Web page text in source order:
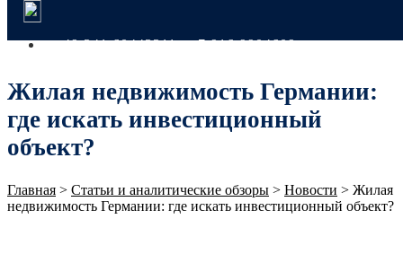
+49 341 60443311 +7 916 9904609
Жилая недвижимость Германии:
где искать инвестиционный
объект?
Главная > Статьи и аналитические обзоры > Новости > Жилая
недвижимость Германии: где искать инвестиционный объект?